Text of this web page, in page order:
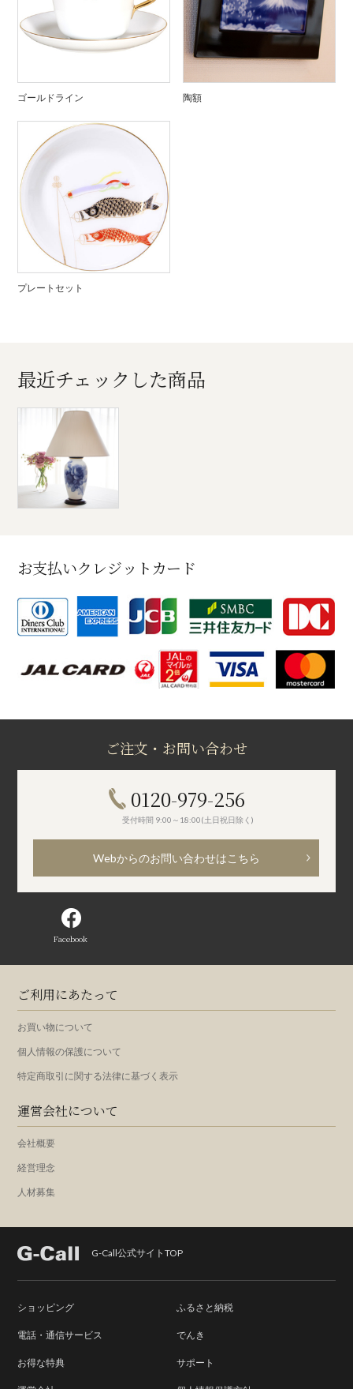
ゴールドライン 陶額
プレートセット
最近チェックした商品
お支払いクレジットカード
ご注文・お問い合わせ
0120-979-256
受付時間 9:00～18:00(土日祝日除く)
Webからのお問い合わせはこちら
Facebook
ご利用にあたって
お買い物について
個人情報の保護について
特定商取引に関する法律に基づく表示
運営会社について
会社概要
経営理念
人材募集
G-Call公式サイトTOP
ショッピング ふるさと納税
電話・通信サービス でんき
お得な特典 サポート